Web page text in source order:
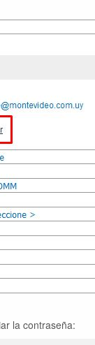
la contraseña: